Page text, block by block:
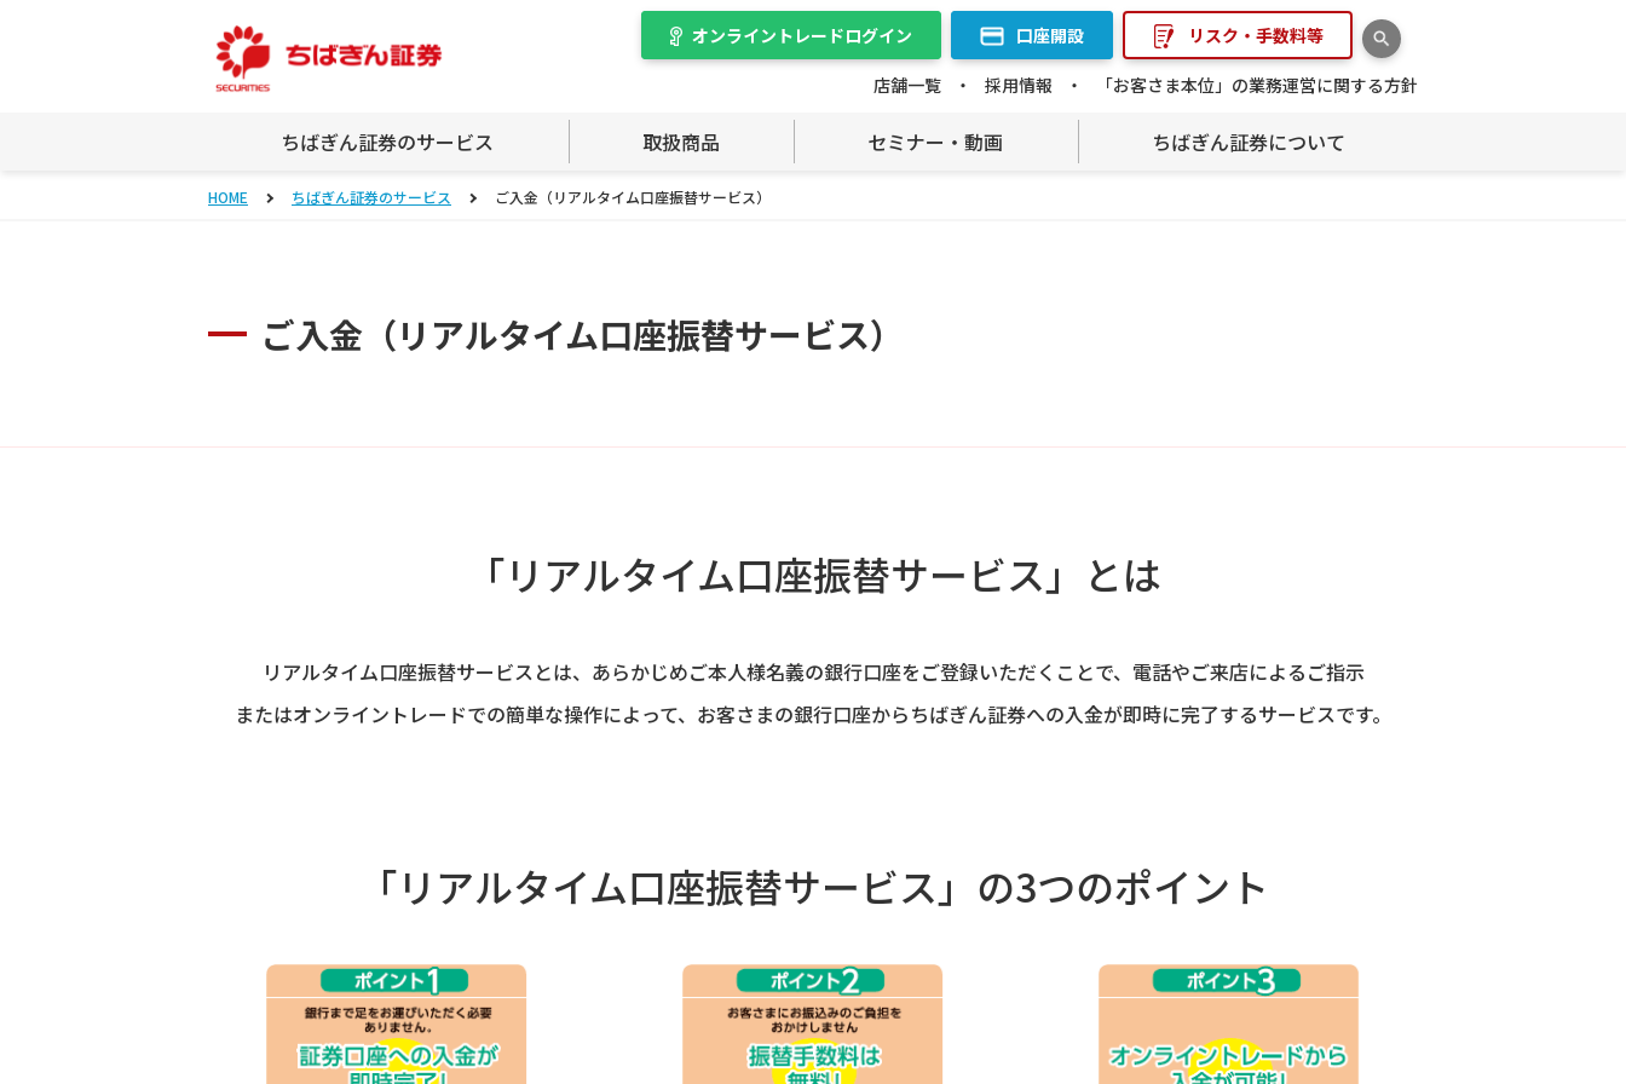
オンライントレードログイン 口座開設 リスク・手数料等
店舗一覧 採用情報 「お客さま本位」の業務運営に関する方針
ちばぎん証券のサービス 取扱商品 セミナー・動画 ちばぎん証券について
HOME ちばぎん証券のサービス ご入金（リアルタイム口座振替サービス）
ご入金（リアルタイム口座振替サービス）
「リアルタイム口座振替サービス」とは
リアルタイム口座振替サービスとは、あらかじめご本人様名義の銀行口座をご登録いただくことで、電話やご来店によるご指示
またはオンライントレードでの簡単な操作によって、お客さまの銀行口座からちばぎん証券への入金が即時に完了するサービスです。
「リアルタイム口座振替サービス」の3つのポイント